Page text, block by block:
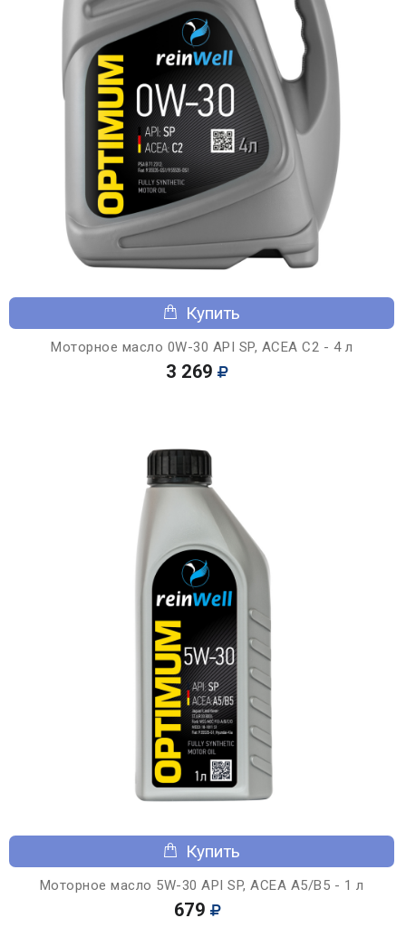
Купить
Моторное масло 0W-30 API SP, ACEA C2 - 4 л
3 269
Купить
Моторное масло 5W-30 API SP, ACEA A5/B5 - 1 л
679